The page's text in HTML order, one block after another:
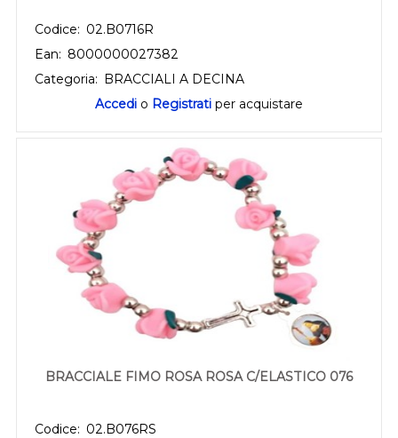
Codice: 02.B0716R
Ean: 8000000027382
Categoria: BRACCIALI A DECINA
Accedi o Registrati per acquistare
BRACCIALE FIMO ROSA ROSA C/ELASTICO 076
Codice: 02.B076RS